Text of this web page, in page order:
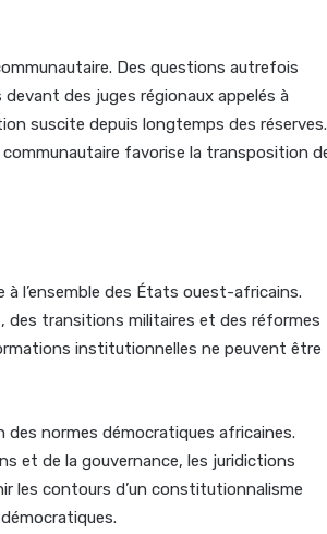
Des questions autrefois
des juges régionaux appelés à
suscite depuis longtemps des réserves.
favorise la transposition
à l’ensemble des États ouest-africains.
des transitions militaires et des réformes
institutionnelles ne peuvent être
des normes démocratiques africaines.
et de la gouvernance, les juridictions
les contours d’un constitutionnalisme